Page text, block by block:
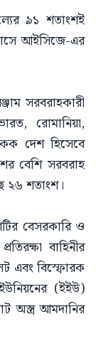
৯১ শতাংশই
আইসিজে-এর
সরবরাহকারী
রোমানিয়া,
দেশ হিসেবে
বেশি সরবরাহ
২৬ শতাংশ।
বেসরকারি ও
বাহিনীর
এবং বিস্ফোরক
(ইইউ)
অস্ত্র আমদানির